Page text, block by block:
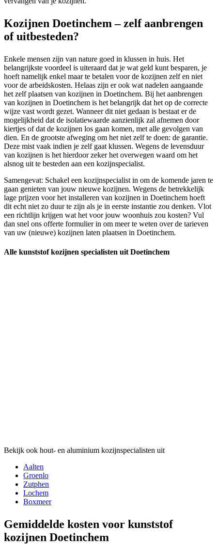
Kozijnen Doetinchem – zelf aanbrengen
of uitbesteden?
Enkele mensen zijn van nature goed in klussen in huis. Het
belangrijkste voordeel is uiteraard dat je wat geld kunt besparen, je
hoeft namelijk enkel maar te betalen voor de kozijnen zelf en niet
voor de arbeidskosten. Helaas zijn er ook wat nadelen aangaande
het zelf plaatsen van kozijnen in Doetinchem. Bij het aanbrengen
van kozijnen in Doetinchem is het belangrijk dat het op de correcte
wijze vast wordt gezet. Wanneer dit niet gedaan is bestaat er de
mogelijkheid dat de isolatiewaarde aanzienlijk zal afnemen door
kiertjes of dat de kozijnen los gaan komen, met alle gevolgen van
dien. En de grootste afweging om het niet zelf te doen: de garantie.
Deze mist vaak indien je zelf gaat klussen. Wegens de levensduur
van kozijnen is het hierdoor zeker het overwegen waard om het
alsnog uit te besteden aan een kozijnspecialist.
Samengevat: Schakel een kozijnspecialist in om de komende jaren te
gaan genieten van jouw nieuwe kozijnen. Wegens de betrekkelijk
lage prijzen voor het installeren van kozijnen in Doetinchem hoeft
dit echt niet zo duur te zijn als je in eerste instantie zou denken. Vlot
een richtlijn krijgen wat het voor jouw woonhuis zou kosten? Vul
dan snel ons offerte formulier in om meer te weten over de tarieven
van uw (nieuwe) kozijnen laten plaatsen in Doetinchem.
Alle kunststof kozijnen specialisten uit Doetinchem
Bekijk ook hout- en aluminium kozijnspecialisten uit
Aalten
Groenlo
Zutphen
Lochem
Boxmeer
Gemiddelde kosten voor kunststof
kozijnen Doetinchem